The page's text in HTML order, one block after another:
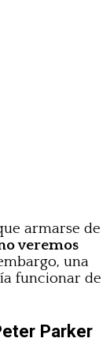
armarse de
veremos
una
funcionar de
Parker